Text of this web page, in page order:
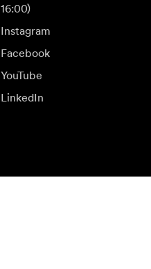
16:00)
Instagram
Facebook
YouTube
LinkedIn